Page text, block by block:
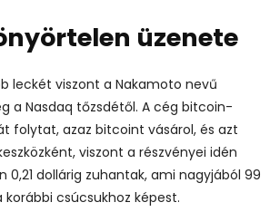
üzenete
leckét viszont a Nakamoto nevű
a Nasdaq tőzsdétől. A cég bitcoin-
folytat, azaz bitcoint vásárol, és azt
viszont a részvényei idén
0,21 dollárig zuhantak, ami nagyjából 99
korábbi csúcsukhoz képest.